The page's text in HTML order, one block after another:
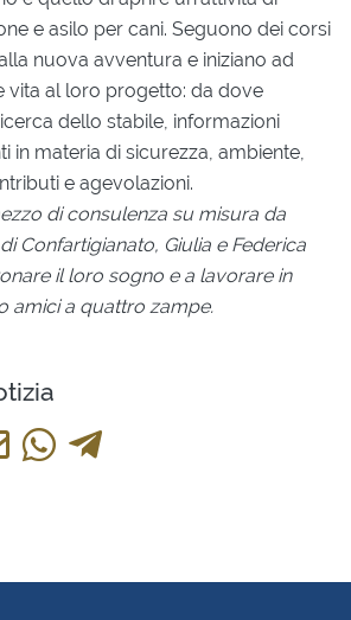
e asilo per cani. Seguono dei corsi
nuova avventura e iniziano ad
vita al loro progetto: da dove
dello stabile, informazioni
in materia di sicurezza, ambiente,
e agevolazioni.
di consulenza su misura da
Confartigianato, Giulia e Federica
il loro sogno e a lavorare in
amici a quattro zampe.